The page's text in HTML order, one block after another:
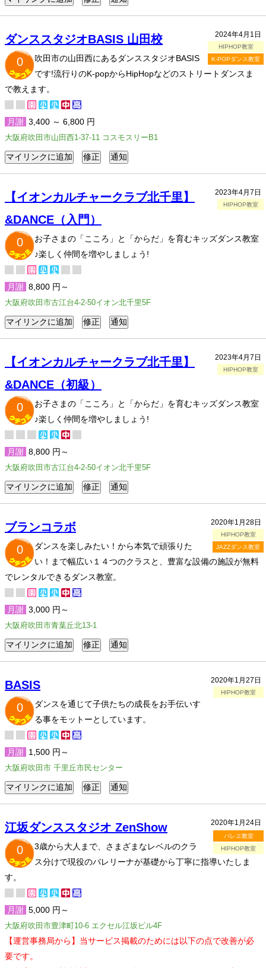
2024年4月1日
HIPHOP教室
K-POPダンス教室
ダンススタジオBASIS 山田校
0
吹田市の山田西にあるダンススタジオBASIS
です!流行りのK-popからHipHopなどのストリートダンスま
で教えます。
月謝 3,400 ～ 6,800 円
大阪府吹田市山田西1-37-11 コスモスリーB1
2023年4月7日
HIPHOP教室
【イオンカルチャークラブ北千里】
&DANCE（入門）
0
お子さまの「こころ」と「からだ」を育むキッズダンス教室
♪楽しく仲間を増やしましょう!
月謝 8,800 円～
大阪府吹田市古江台4-2-50イオン北千里5F
2023年4月7日
HIPHOP教室
【イオンカルチャークラブ北千里】
&DANCE（初級）
0
お子さまの「こころ」と「からだ」を育むキッズダンス教室
♪楽しく仲間を増やしましょう!
月謝 8,800 円～
大阪府吹田市古江台4-2-50イオン北千里5F
2020年1月28日
HIPHOP教室
JAZZダンス教室
ブランコラボ
0
ダンスを楽しみたい！から本気で頑張りた
い！まで幅広い１４つのクラスと、豊富な設備の施設が無料
でレンタルできるダンス教室。
月謝 3,000 円～
大阪府吹田市青葉丘北13-1
2020年1月27日
HIPHOP教室
BASIS
0
ダンスを通じて子供たちの成長をお手伝いす
る事をモットーとしています。
月謝 1,500 円～
大阪府吹田市 千里丘市民センター
2020年1月24日
バレエ教室
HIPHOP教室
江坂ダンススタジオ ZenShow
0
3歳から大人まで、さまざまなレベルのクラ
ス分けで現役のバレリーナが基礎から丁寧に指導いたしま
す。
月謝 5,000 円～
大阪府吹田市豊津町10-6 エクセル江坂ビル4F
【運営事務局から】当サービス掲載のためには以下の点で改善が必
要です。